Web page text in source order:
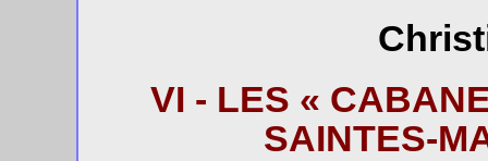
VI - LES «
SAINTES-